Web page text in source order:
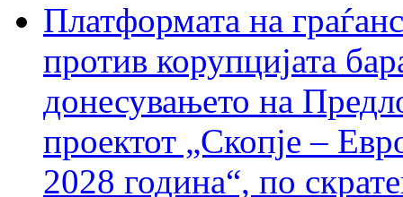
Платформата на
против корупцијата
донесувањето на
проектот „Скопје –
2028 година“, по